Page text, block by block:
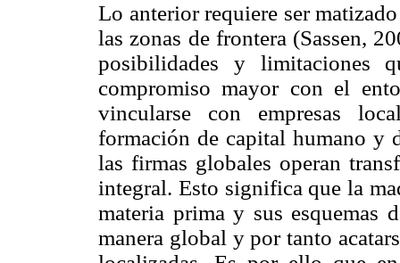
Lo anterior requiere ser
las zonas de frontera (Sassen,
posibilidades y limitaciones
compromiso mayor con el
vincularse con empresas
formación de capital humano y
las firmas globales operan
integral. Esto significa que la
materia prima y sus esquemas
manera global y por tanto